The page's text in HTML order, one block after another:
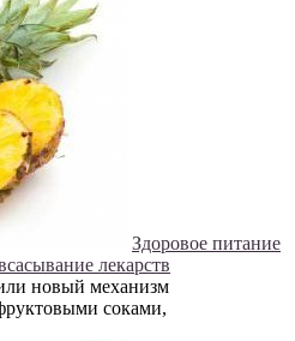
Здоровое питание
лекарств
новый механизм
соками,